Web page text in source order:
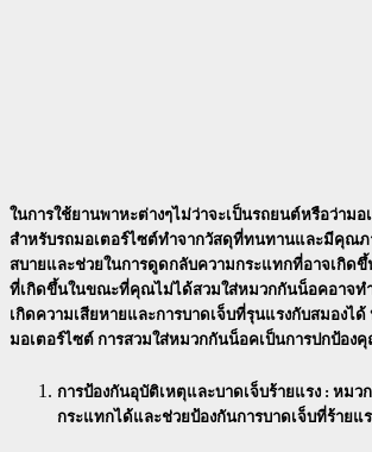
ในการใช้ยานพาหะต่างๆไม่ว่าจะเป็นรถยนต์หรือว่าม
สำหรับรถมอเตอร์ไซต์ทำจากวัสดุที่ทนทานและมีคุณ
สบายและช่วยในการดูดกลับความกระแทกที่อาจเกิด
ที่เกิดขึ้นในขณะที่คุณไม่ได้สวมใส่หมวกกันน็อคอาจทำ
เกิดความเสียหายและการบาดเจ็บที่รุนแรงกับสมอง
มอเตอร์ไซต์ การสวมใส่หมวกกันน็อคเป็นการปกป้อ
การป้องกันอุบัติเหตุและบาดเจ็บร้ายแรง : หมว
กระแทกได้และช่วยป้องกันการบาดเจ็บที่ร้าย